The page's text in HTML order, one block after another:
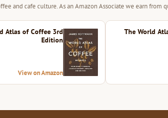
and cafe culture. As an Amazon Associate we earn from
The World
Atlas of Coffee 3rd
Edition
View on Amazon